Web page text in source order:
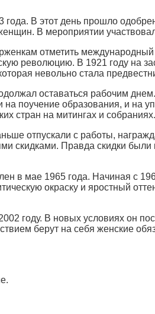
В этот день прошло
В мероприятии
отметить
революцию. В 1921 году на
невольно стала
оставаться рабочим
поучение образования, и на
стран на митингах и собраниях.
отпускали с работы,
скидками. Правда скидки
мае 1965 года. Начиная с
окраску и яростный
году. В новых условиях он
берут на себя женские